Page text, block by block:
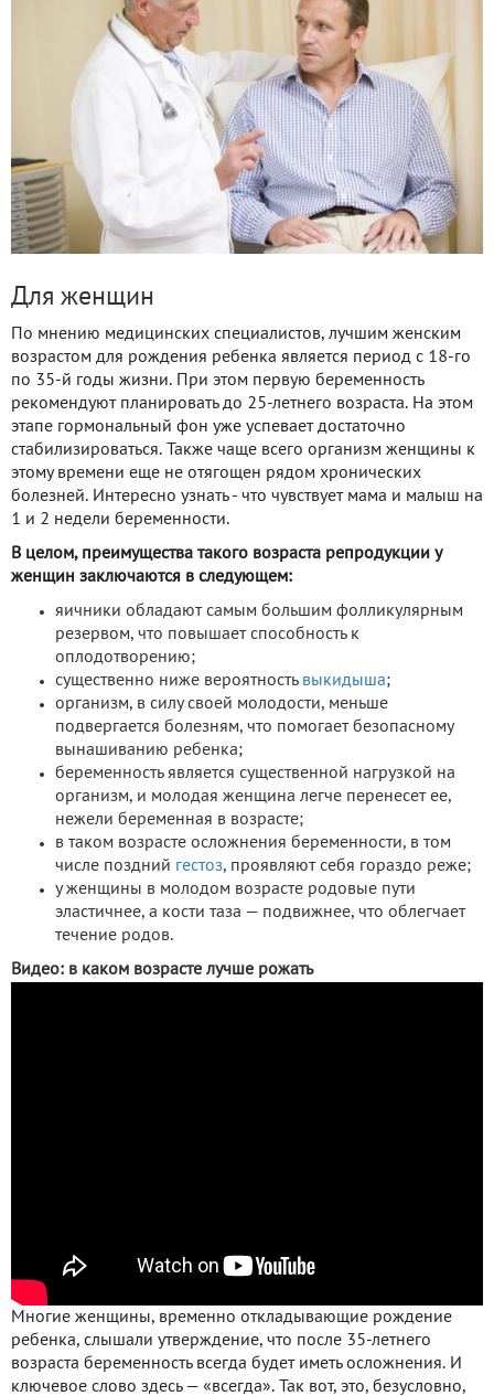
Для женщин
По мнению медицинских специалистов, лучшим женским
возрастом для рождения ребенка является период с 18-го
по 35-й годы жизни. При этом первую беременность
рекомендуют планировать до 25-летнего возраста. На этом
этапе гормональный фон уже успевает достаточно
стабилизироваться. Также чаще всего организм женщины к
этому времени еще не отягощен рядом хронических
болезней. Интересно узнать - что чувствует мама и малыш на
1 и 2 недели беременности.
В целом, преимущества такого возраста репродукции у
женщин заключаются в следующем:
яичники обладают самым большим фолликулярным
резервом, что повышает способность к
оплодотворению;
существенно ниже вероятность выкидыша;
организм, в силу своей молодости, меньше
подвергается болезням, что помогает безопасному
вынашиванию ребенка;
беременность является существенной нагрузкой на
организм, и молодая женщина легче перенесет ее,
нежели беременная в возрасте;
в таком возрасте осложнения беременности, в том
числе поздний гестоз, проявляют себя гораздо реже;
у женщины в молодом возрасте родовые пути
эластичнее, а кости таза — подвижнее, что облегчает
течение родов.
Видео: в каком возрасте лучше рожать
Многие женщины, временно откладывающие рождение
ребенка, слышали утверждение, что после 35-летнего
возраста беременность всегда будет иметь осложнения. И
ключевое слово здесь — «всегда». Так вот, это, безусловно,